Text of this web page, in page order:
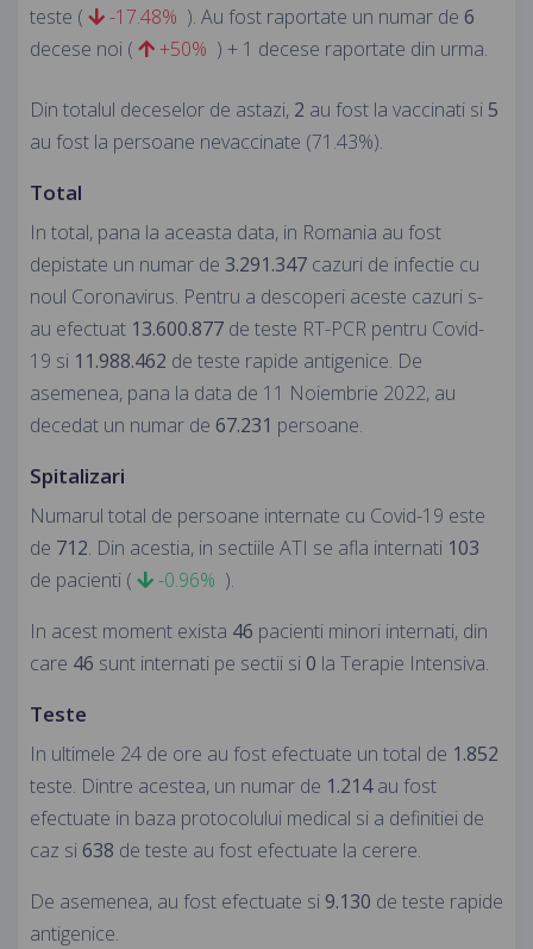
teste (
-17.48% ). Au fost raportate un numar de 6
decese noi (
+50% ) + 1 decese raportate din urma.
Din totalul deceselor de astazi, 2 au fost la vaccinati si 5
au fost la persoane nevaccinate (71.43%).
Total
In total, pana la aceasta data, in Romania au fost
depistate un numar de 3.291.347 cazuri de infectie cu
noul Coronavirus. Pentru a descoperi aceste cazuri s-
au efectuat 13.600.877 de teste RT-PCR pentru Covid-
19 si 11.988.462 de teste rapide antigenice. De
asemenea, pana la data de 11 Noiembrie 2022, au
decedat un numar de 67.231 persoane.
Spitalizari
Numarul total de persoane internate cu Covid-19 este
de 712. Din acestia, in sectiile ATI se afla internati 103
de pacienti (
-0.96% ).
In acest moment exista 46 pacienti minori internati, din
care 46 sunt internati pe sectii si0 la Terapie Intensiva.
Teste
In ultimele 24 de ore au fost efectuate un total de 1.852
teste. Dintre acestea, un numar de 1.214au fost
efectuate in baza protocolului medical si a definitiei de
caz si638 de teste au fost efectuate la cerere.
De asemenea, au fost efectuate si9.130 de teste rapide
antigenice.